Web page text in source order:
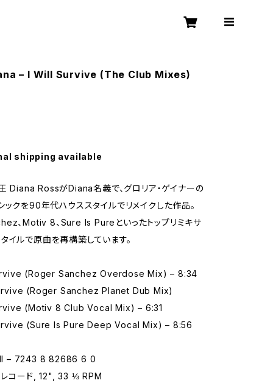
– I Will Survive (The Club Mixes)
shipping available
Diana RossがDiana名義で、グロリア・ゲイナーの
ックを90年代ハウススタイルでリメイクした作品。
、Motiv 8、Sure Is Pureといったトップリミキサ
イルで原曲を再構築しています。
(Roger Sanchez Overdose Mix) – 8:34
(Roger Sanchez Planet Dub Mix)
(Motiv 8 Club Vocal Mix) – 6:31
(Sure Is Pure Deep Vocal Mix) – 8:56
– 7243 8 82686 6 0
レコード, 12", 33 ⅓ RPM